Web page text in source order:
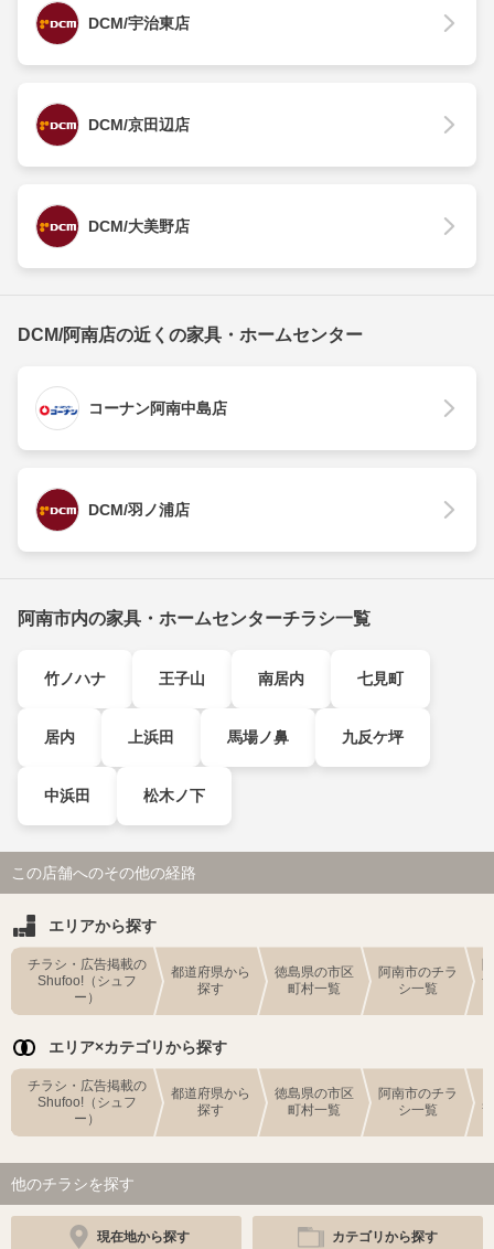
DCM/宇治東店
DCM/京田辺店
DCM/大美野店
DCM/阿南店の近くの家具・ホームセンター
コーナン阿南中島店
DCM/羽ノ浦店
阿南市内の家具・ホームセンターチラシ一覧
竹ノハナ 王子山 南居内 七見町
居内 上浜田 馬場ノ鼻 九反ケ坪
中浜田 松木ノ下
この店舗へのその他の経路
エリアから探す
チラシ・広告掲載の
Shufoo!（シュフ
ー）
都道府県から
探す
徳島県の市区
町村一覧
阿南市のチラ
シ一覧
エリア×カテゴリから探す
チラシ・広告掲載の
Shufoo!（シュフ
ー）
都道府県から
探す
徳島県の市区
町村一覧
阿南市のチラ
シ一覧
他のチラシを探す
現在地から探す カテゴリから探す